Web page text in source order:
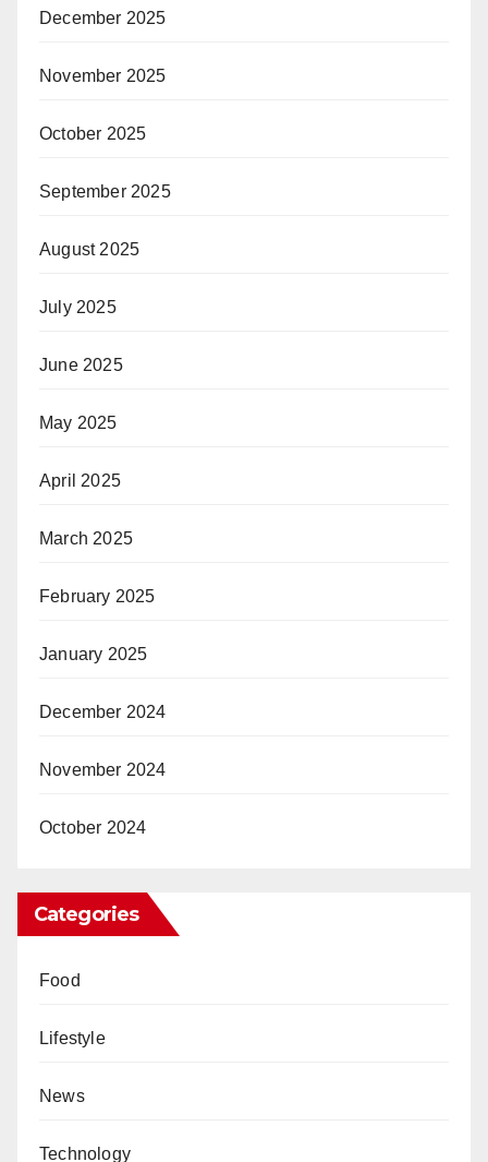
December 2025
November 2025
October 2025
September 2025
August 2025
July 2025
June 2025
May 2025
April 2025
March 2025
February 2025
January 2025
December 2024
November 2024
October 2024
Categories
Food
Lifestyle
News
Technology